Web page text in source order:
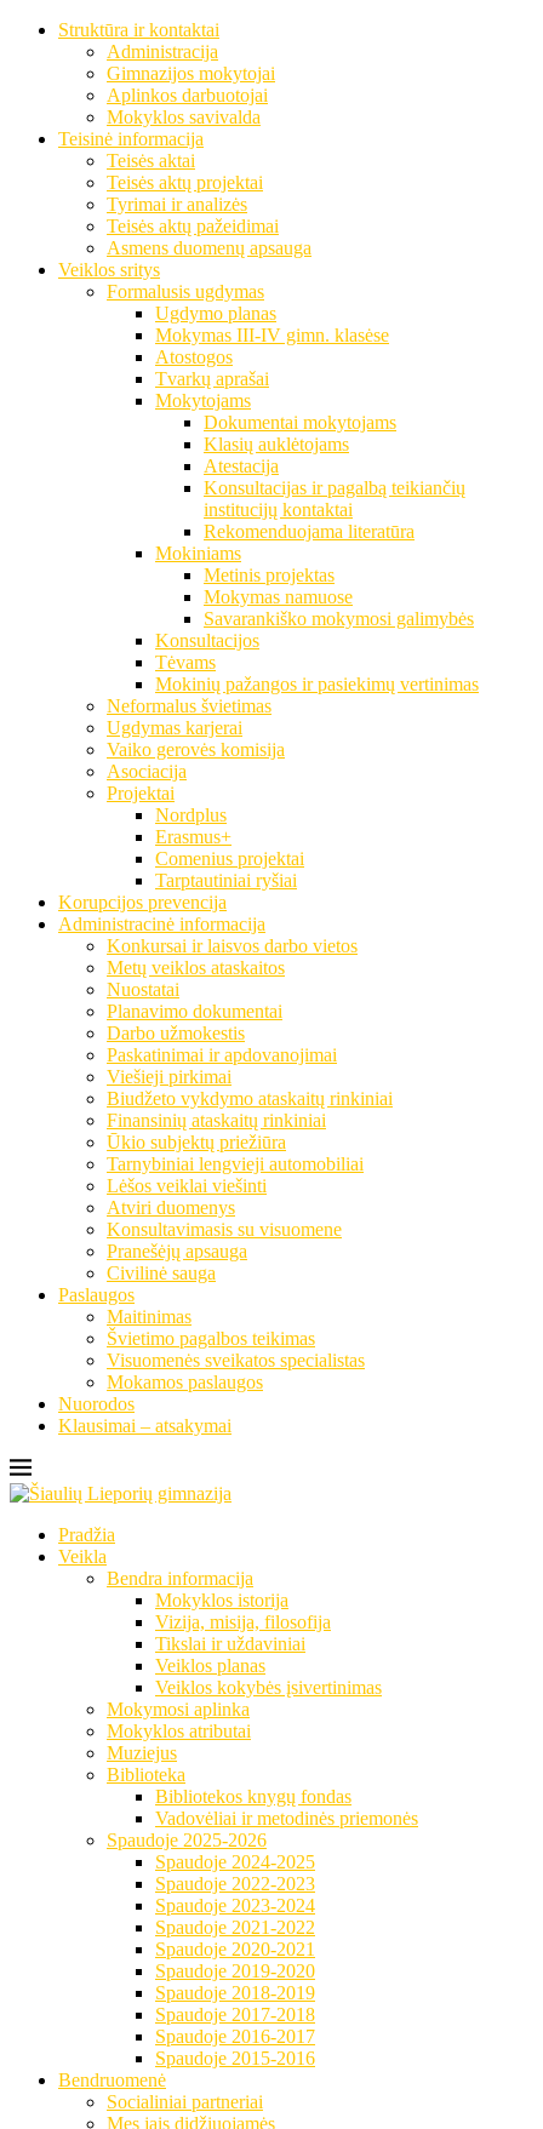
Struktūra ir kontaktai
Administracija
Gimnazijos mokytojai
Aplinkos darbuotojai
Mokyklos savivalda
Teisinė informacija
Teisės aktai
Teisės aktų projektai
Tyrimai ir analizės
Teisės aktų pažeidimai
Asmens duomenų apsauga
Veiklos sritys
Formalusis ugdymas
Ugdymo planas
Mokymas III-IV gimn. klasėse
Atostogos
Tvarkų aprašai
Mokytojams
Dokumentai mokytojams
Klasių auklėtojams
Atestacija
Konsultacijas ir pagalbą teikiančių
institucijų kontaktai
Rekomenduojama literatūra
Mokiniams
Metinis projektas
Mokymas namuose
Savarankiško mokymosi galimybės
Konsultacijos
Tėvams
Mokinių pažangos ir pasiekimų vertinimas
Neformalus švietimas
Ugdymas karjerai
Vaiko gerovės komisija
Asociacija
Projektai
Nordplus
Erasmus+
Comenius projektai
Tarptautiniai ryšiai
Korupcijos prevencija
Administracinė informacija
Konkursai ir laisvos darbo vietos
Metų veiklos ataskaitos
Nuostatai
Planavimo dokumentai
Darbo užmokestis
Paskatinimai ir apdovanojimai
Viešieji pirkimai
Biudžeto vykdymo ataskaitų rinkiniai
Finansinių ataskaitų rinkiniai
Ūkio subjektų priežiūra
Tarnybiniai lengvieji automobiliai
Lėšos veiklai viešinti
Atviri duomenys
Konsultavimasis su visuomene
Pranešėjų apsauga
Civilinė sauga
Paslaugos
Maitinimas
Švietimo pagalbos teikimas
Visuomenės sveikatos specialistas
Mokamos paslaugos
Nuorodos
Klausimai – atsakymai
Pradžia
Veikla
Bendra informacija
Mokyklos istorija
Vizija, misija, filosofija
Tikslai ir uždaviniai
Veiklos planas
Veiklos kokybės įsivertinimas
Mokymosi aplinka
Mokyklos atributai
Muziejus
Biblioteka
Bibliotekos knygų fondas
Vadovėliai ir metodinės priemonės
Spaudoje 2025-2026
Spaudoje 2024-2025
Spaudoje 2022-2023
Spaudoje 2023-2024
Spaudoje 2021-2022
Spaudoje 2020-2021
Spaudoje 2019-2020
Spaudoje 2018-2019
Spaudoje 2017-2018
Spaudoje 2016-2017
Spaudoje 2015-2016
Bendruomenė
Socialiniai partneriai
Mes jais didžiuojamės